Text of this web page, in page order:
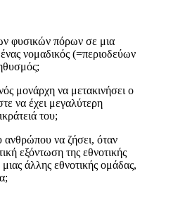
φυσικών πόρων σε μια
νομαδικός (=περιοδεύων
μονάρχη να μετακινήσει ο
να έχει μεγαλύτερη
του;
ανθρώπου να ζήσει, όταν
εξόντωση της εθνοτικής
άλλης εθνοτικής ομάδας,